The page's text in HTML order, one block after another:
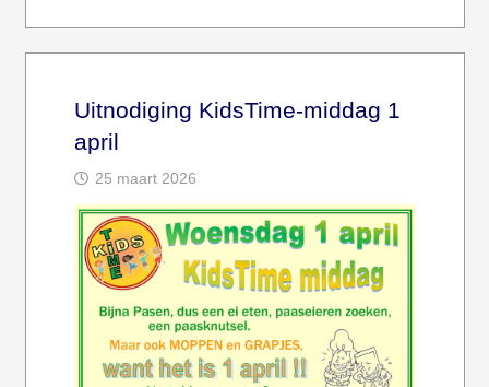
Uitnodiging KidsTime-middag 1
april
25 maart 2026